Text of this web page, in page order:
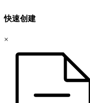
快速创建
×